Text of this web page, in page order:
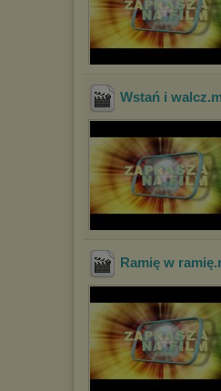
Wstań i walcz
Ramię w ramię